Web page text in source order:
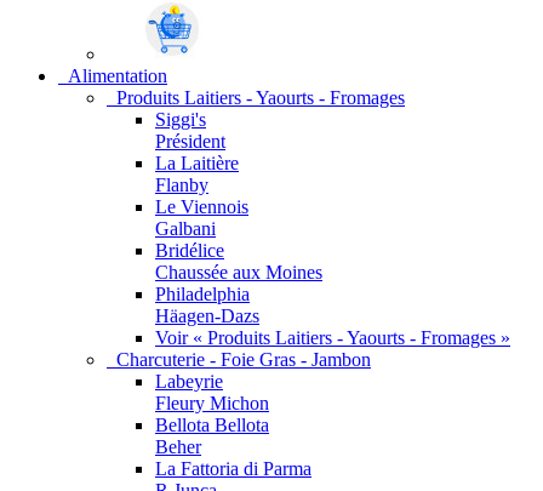
Alimentation
Produits Laitiers - Yaourts - Fromages
Siggi's
Président
La Laitière
Flanby
Le Viennois
Galbani
Bridélice
Chaussée aux Moines
Philadelphia
Häagen-Dazs
Voir « Produits Laitiers - Yaourts - Fromages »
Charcuterie - Foie Gras - Jambon
Labeyrie
Fleury Michon
Bellota Bellota
Beher
La Fattoria di Parma